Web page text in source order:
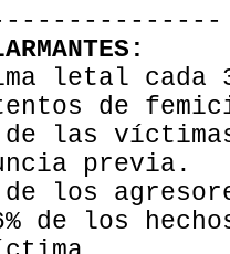
letal cada
de
de las
previa.
de los
de los